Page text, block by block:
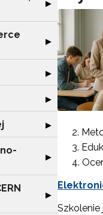
Rozwiń sekcję
▶
Rozwiń sekcję
▶
Rozwiń sekcję
▶
Rozwiń sekcję
▶
Rozwiń sekcję
▶
Rozwiń sekcję
▶
Rozwiń sekcję
▶